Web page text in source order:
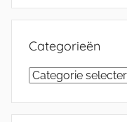
Categorieën
Categorieën